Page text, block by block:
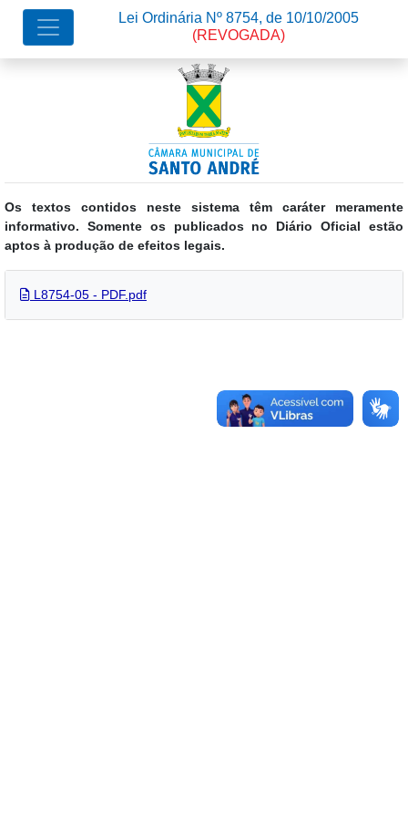
Os textos contidos neste sistema têm caráter meramente
informativo. Somente os publicados no Diário Oficial estão
aptos à produção de efeitos legais.
Lei Ordinária Nº 8754, de 10/10/2005
(REVOGADA)
L8754-05 - PDF.pdf